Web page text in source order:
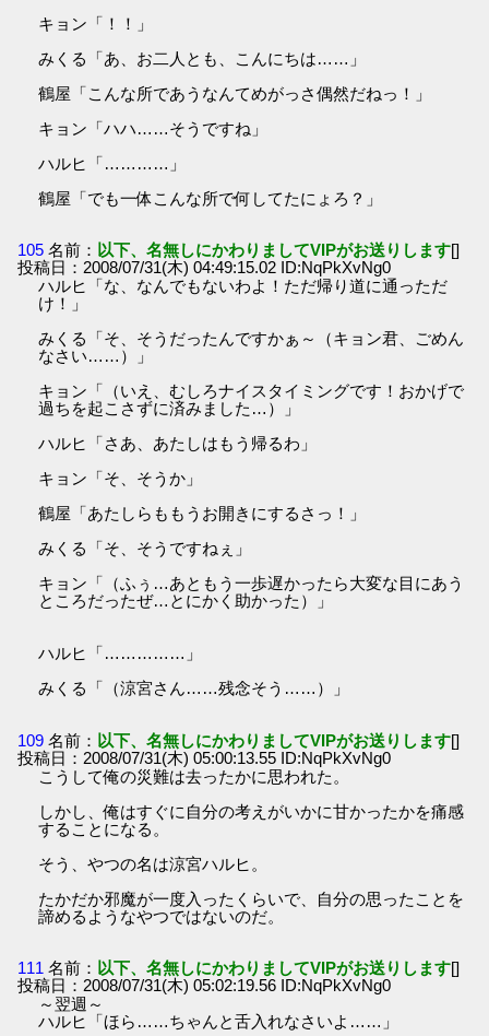
キョン「！！」
みくる「あ、お二人とも、こんにちは……」
鶴屋「こんな所であうなんてめがっさ偶然だねっ！」
キョン「ハハ……そうですね」
ハルヒ「…………」
鶴屋「でも一体こんな所で何してたにょろ？」
105 名前： 以下、名無しにかわりましてVIPがお送りします[]
投稿日：2008/07/31(木) 04:49:15.02 ID:NqPkXvNg0
ハルヒ「な、なんでもないわよ！ただ帰り道に通っただ
け！」
みくる「そ、そうだったんですかぁ～（キョン君、ごめん
なさい……）」
キョン「（いえ、むしろナイスタイミングです！おかげで
過ちを起こさずに済みました…）」
ハルヒ「さあ、あたしはもう帰るわ」
キョン「そ、そうか」
鶴屋「あたしらももうお開きにするさっ！」
みくる「そ、そうですねぇ」
キョン「（ふぅ…あともう一歩遅かったら大変な目にあう
ところだったぜ…とにかく助かった）」
ハルヒ「……………」
みくる「（涼宮さん……残念そう……）」
109 名前： 以下、名無しにかわりましてVIPがお送りします[]
投稿日：2008/07/31(木) 05:00:13.55 ID:NqPkXvNg0
こうして俺の災難は去ったかに思われた。
しかし、俺はすぐに自分の考えがいかに甘かったかを痛感
することになる。
そう、やつの名は涼宮ハルヒ。
たかだか邪魔が一度入ったくらいで、自分の思ったことを
諦めるようなやつではないのだ。
111 名前： 以下、名無しにかわりましてVIPがお送りします[]
投稿日：2008/07/31(木) 05:02:19.56 ID:NqPkXvNg0
～翌週～
ハルヒ「ほら……ちゃんと舌入れなさいよ……」